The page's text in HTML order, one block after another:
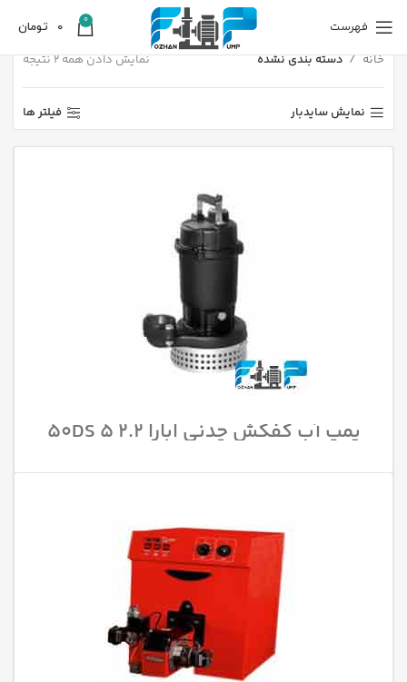
فهرست 0
0 تومان
خانه دسته بندی نشده نمایش دادن همه 2 نتیجه
نمایش سایدبار فیلتر ها
پمپ آب کفکش چدنی ابارا 50DS 5 2.2